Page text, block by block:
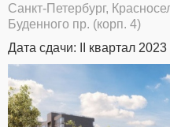
Санкт-Петербург,
Буденного пр. (корп. 4)
Дата сдачи: II квартал 2023